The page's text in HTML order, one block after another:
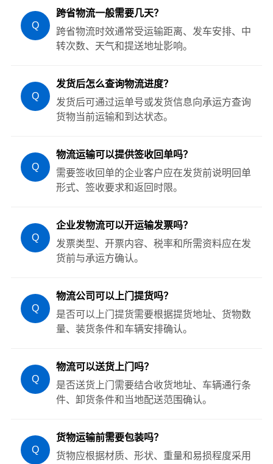
Q
跨省物流一般需要几天？
跨省物流时效通常受运输距离、发车安排、中
转次数、天气和提送地址影响。
Q
发货后怎么查询物流进度？
发货后可通过运单号或发货信息向承运方查询
货物当前运输和到达状态。
Q
物流运输可以提供签收回单吗？
需要签收回单的企业客户应在发货前说明回单
形式、签收要求和返回时限。
Q
企业发物流可以开运输发票吗？
发票类型、开票内容、税率和所需资料应在发
货前与承运方确认。
Q
物流公司可以上门提货吗？
是否可以上门提货需要根据提货地址、货物数
量、装货条件和车辆安排确认。
Q
物流可以送货上门吗？
是否送货上门需要结合收货地址、车辆通行条
件、卸货条件和当地配送范围确认。
Q
货物运输前需要包装吗？
货物应根据材质、形状、重量和易损程度采用